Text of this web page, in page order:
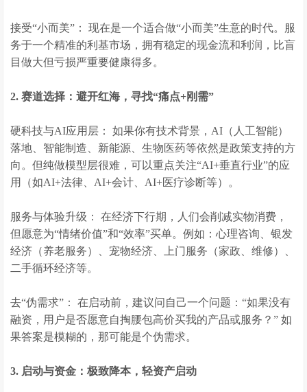
接受“小而美”： 现在是一个适合做“小而美”生意的时代。服
务于一个精准的利基市场，拥有稳定的现金流和利润，比盲
目做大但亏损严重要健康得多。
2. 赛道选择：避开红海，寻找“痛点+刚需”
硬科技与AI应用层： 如果你有技术背景，AI（人工智能）
落地、智能制造、新能源、生物医药等依然是政策支持的方
向。但纯做模型层很难，可以重点关注“AI+垂直行业”的应
用（如AI+法律、AI+会计、AI+医疗诊断等）。
服务与体验升级： 在经济下行期，人们会削减实物消费，
但愿意为“情绪价值”和“效率”买单。例如：心理咨询、银发
经济（养老服务）、宠物经济、上门服务（家政、维修）、
二手循环经济等。
去“伪需求”： 在启动前，建议问自己一个问题：“如果没有
融资，用户是否愿意自掏腰包高价买我的产品或服务？” 如
果答案是模糊的，那可能是个伪需求。
3. 启动与资金：极致降本，轻资产启动